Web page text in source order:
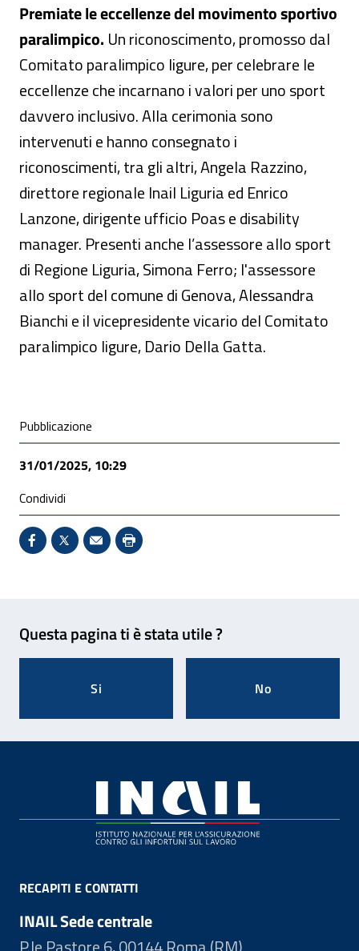
Premiate le eccellenze del movimento sportivo
paralimpico. Un riconoscimento, promosso dal
Comitato paralimpico ligure, per celebrare le
eccellenze che incarnano i valori per uno sport
davvero inclusivo. Alla cerimonia sono
intervenuti e hanno consegnato i
riconoscimenti, tra gli altri, Angela Razzino,
direttore regionale Inail Liguria ed Enrico
Lanzone, dirigente ufficio Poas e disability
manager. Presenti anche l’assessore allo sport
di Regione Liguria, Simona Ferro; l'assessore
allo sport del comune di Genova, Alessandra
Bianchi e il vicepresidente vicario del Comitato
paralimpico ligure, Dario Della Gatta.
Condivisione social
Pubblicazione
31/01/2025, 10:29
Condividi
Condividi su Facebook - Sito esterno - Apertura in
X - Sito esterno - Apertura in nuova finestra
Invio Mail: apre il programma di posta
Stampa pagina: scelta meno
Questa pagina ti è stata utile ?
Si No
RECAPITI E CONTATTI
INAIL Sede centrale